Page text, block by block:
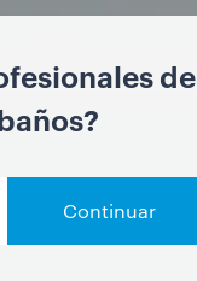
de
Continuar